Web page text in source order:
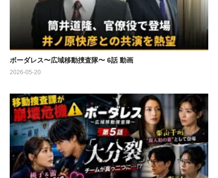
ボーダレス〜広域移動捜査隊〜 6話 動画
2026-05-20